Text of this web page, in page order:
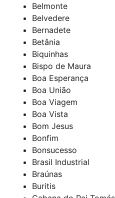
Belmonte
Belvedere
Bernadete
Betânia
Biquinhas
Bispo de Maura
Boa Esperança
Boa União
Boa Viagem
Boa Vista
Bom Jesus
Bonfim
Bonsucesso
Brasil Industrial
Braúnas
Buritis